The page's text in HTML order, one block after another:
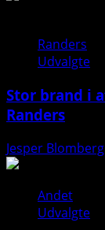
Randers
Udvalgte
Stor brand i
Randers
Jesper Blomberg
Andet
Udvalgte